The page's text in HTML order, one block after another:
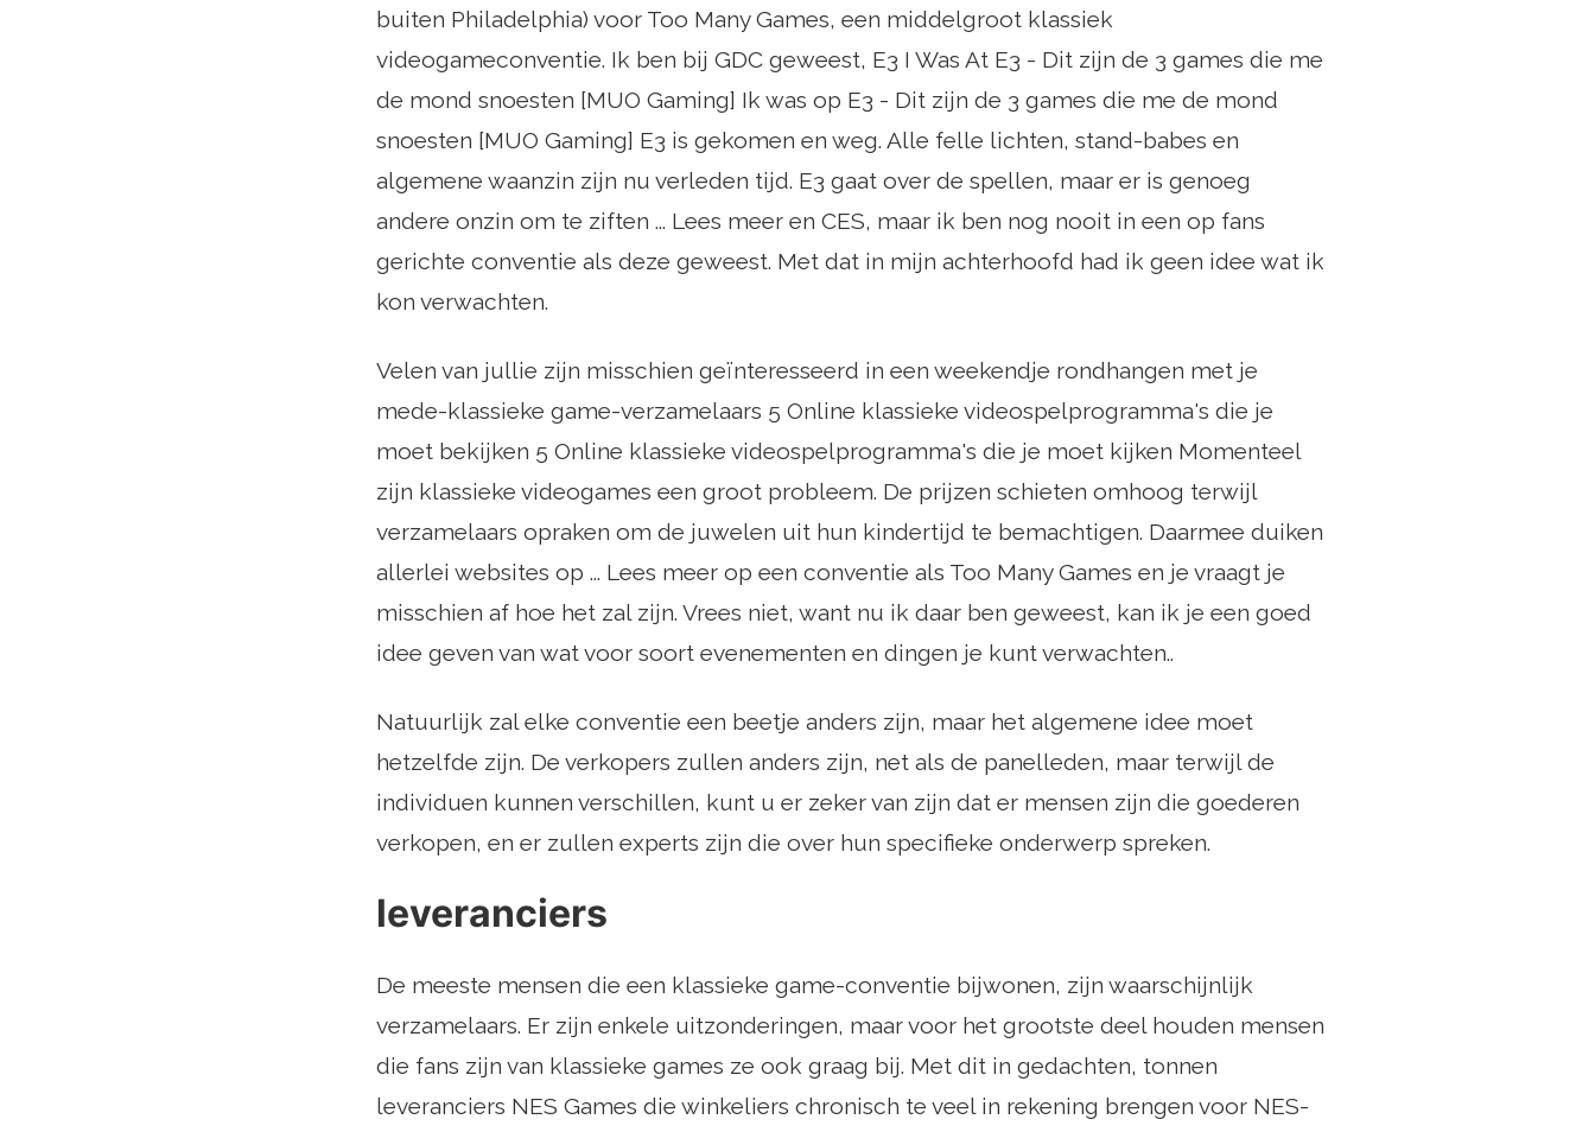
buiten Philadelphia) voor Too Many Games, een middelgroot klassiek
videogameconventie. Ik ben bij GDC geweest, E3 I Was At E3 - Dit zijn de 3 games die me
de mond snoesten [MUO Gaming] Ik was op E3 ​​- Dit zijn de 3 games die me de mond
snoesten [MUO Gaming] E3 is gekomen en weg. Alle felle lichten, stand-babes en
algemene waanzin zijn nu verleden tijd. E3 gaat over de spellen, maar er is genoeg
andere onzin om te ziften ... Lees meer en CES, maar ik ben nog nooit in een op fans
gerichte conventie als deze geweest. Met dat in mijn achterhoofd had ik geen idee wat ik
kon verwachten.
Velen van jullie zijn misschien geïnteresseerd in een weekendje rondhangen met je
mede-klassieke game-verzamelaars 5 Online klassieke videospelprogramma's die je
moet bekijken 5 Online klassieke videospelprogramma's die je moet kijken Momenteel
zijn klassieke videogames een groot probleem. De prijzen schieten omhoog terwijl
verzamelaars opraken om de juwelen uit hun kindertijd te bemachtigen. Daarmee duiken
allerlei websites op ... Lees meer op een conventie als Too Many Games en je vraagt ​​je
misschien af ​​hoe het zal zijn. Vrees niet, want nu ik daar ben geweest, kan ik je een goed
idee geven van wat voor soort evenementen en dingen je kunt verwachten..
Natuurlijk zal elke conventie een beetje anders zijn, maar het algemene idee moet
hetzelfde zijn. De verkopers zullen anders zijn, net als de panelleden, maar terwijl de
individuen kunnen verschillen, kunt u er zeker van zijn dat er mensen zijn die goederen
verkopen, en er zullen experts zijn die over hun specifieke onderwerp spreken.
leveranciers
De meeste mensen die een klassieke game-conventie bijwonen, zijn waarschijnlijk
verzamelaars. Er zijn enkele uitzonderingen, maar voor het grootste deel houden mensen
die fans zijn van klassieke games ze ook graag bij. Met dit in gedachten, tonnen
leveranciers NES Games die winkeliers chronisch te veel in rekening brengen voor NES-